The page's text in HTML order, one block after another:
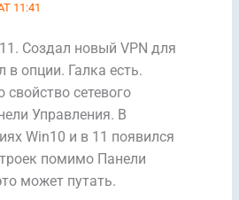
11:41
Cоздал новый VPN для
в опции. Галка есть.
сетевого
Управления. В
Win10 и в 11 появился
помимо Панели
может путать.